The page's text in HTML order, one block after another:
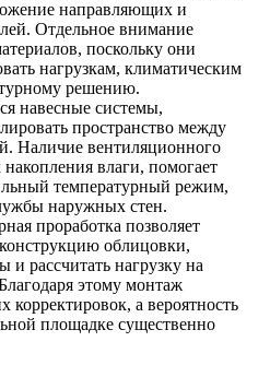
направляющих и
Отдельное внимание
поскольку они
нагрузкам, климатическим
решению.
навесные системы,
пространство между
Наличие вентиляционного
накопления влаги, помогает
температурный режим,
наружных стен.
проработка позволяет
облицовки,
и рассчитать нагрузку на
этому монтаж
корректировок, а вероятность
площадке существенно